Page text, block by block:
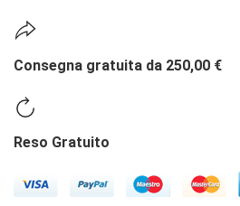
Consegna gratuita da 250,00 €
Reso Gratuito